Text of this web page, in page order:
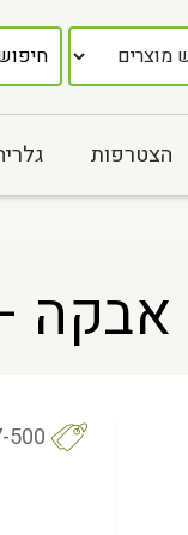
הצטרפות
– 500
500